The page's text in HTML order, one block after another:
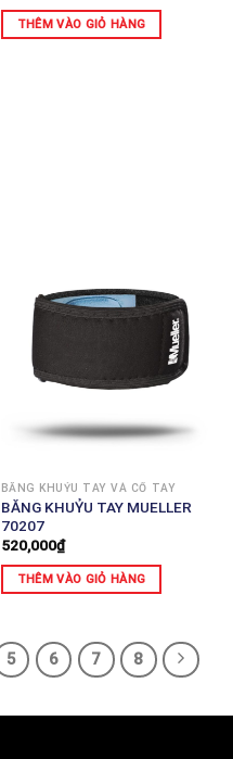
THÊM VÀO GIỎ HÀNG
BĂNG KHUỶU TAY VÀ CỔ TAY
BĂNG KHUỶU TAY MUELLER
70207
520,000₫
THÊM VÀO GIỎ HÀNG
5 6 7 8